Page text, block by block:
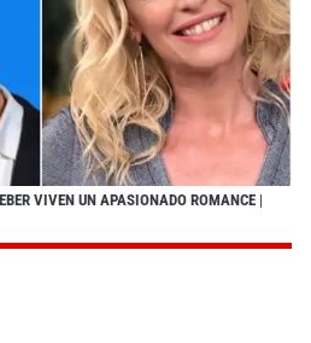
VIVEN UN APASIONADO ROMANCE |